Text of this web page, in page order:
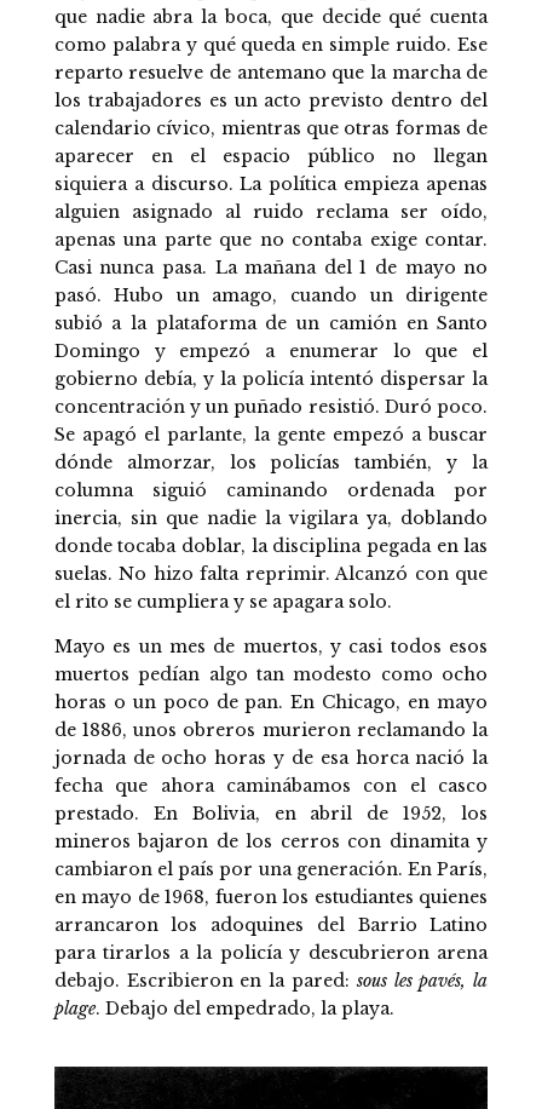
que nadie abra la boca, que decide qué cuenta
como palabra y qué queda en simple ruido. Ese
reparto resuelve de antemano que la marcha de
los trabajadores es un acto previsto dentro del
calendario cívico, mientras que otras formas de
aparecer en el espacio público no llegan
siquiera a discurso. La política empieza apenas
alguien asignado al ruido reclama ser oído,
apenas una parte que no contaba exige contar.
Casi nunca pasa. La mañana del 1 de mayo no
pasó. Hubo un amago, cuando un dirigente
subió a la plataforma de un camión en Santo
Domingo y empezó a enumerar lo que el
gobierno debía, y la policía intentó dispersar la
concentración y un puñado resistió. Duró poco.
Se apagó el parlante, la gente empezó a buscar
dónde almorzar, los policías también, y la
columna siguió caminando ordenada por
inercia, sin que nadie la vigilara ya, doblando
donde tocaba doblar, la disciplina pegada en las
suelas. No hizo falta reprimir. Alcanzó con que
el rito se cumpliera y se apagara solo.
Mayo es un mes de muertos, y casi todos esos
muertos pedían algo tan modesto como ocho
horas o un poco de pan. En Chicago, en mayo
de 1886, unos obreros murieron reclamando la
jornada de ocho horas y de esa horca nació la
fecha que ahora caminábamos con el casco
prestado. En Bolivia, en abril de 1952, los
mineros bajaron de los cerros con dinamita y
cambiaron el país por una generación. En París,
en mayo de 1968, fueron los estudiantes quienes
arrancaron los adoquines del Barrio Latino
para tirarlos a la policía y descubrieron arena
debajo. Escribieron en la pared:sous les pavés, la
plage. Debajo del empedrado, la playa.